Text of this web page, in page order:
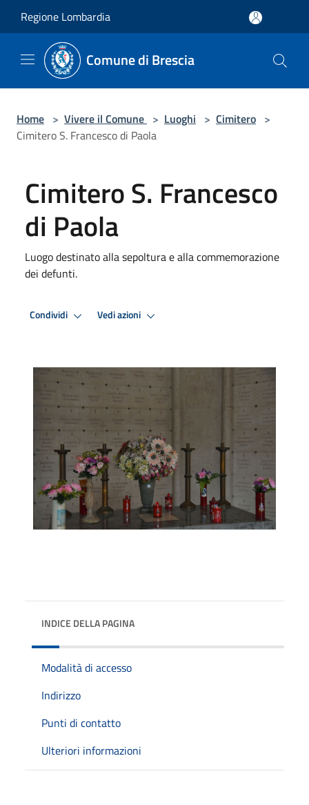
Regione Lombardia
Comune di Brescia
Home > Vivere il Comune > Luoghi > Cimitero >
Cimitero S. Francesco di Paola
Cimitero S. Francesco
di Paola
Luogo destinato alla sepoltura e alla commemorazione
dei defunti.
Condividi Vedi azioni
INDICE DELLA PAGINA
Modalità di accesso
Indirizzo
Punti di contatto
Ulteriori informazioni